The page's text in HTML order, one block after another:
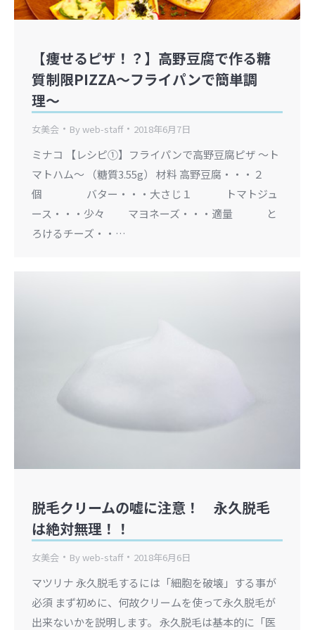
【痩せるピザ！？】高野豆腐で作る糖
質制限PIZZA〜フライパンで簡単調
理〜
女美会 Byweb-staff 2018年6月7日
ミナコ 【レシピ①】フライパンで高野豆腐ピザ 〜ト
マトハム〜 （糖質3.55g） 材料 高野豆腐・・・２
個 バター・・・大さじ１ トマトジュ
ース・・・少々 マヨネーズ・・・適量 と
ろけるチーズ・・…
脱毛クリームの嘘に注意！ 永久脱毛
は絶対無理！！
女美会 Byweb-staff 2018年6月6日
マツリナ 永久脱毛するには「細胞を破壊」する事が
必須 まず初めに、何故クリームを使って永久脱毛が
出来ないかを説明します。 永久脱毛は基本的に「医